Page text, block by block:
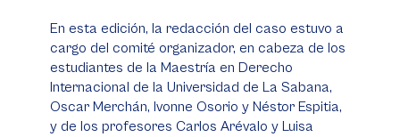
En esta edición, la redacción del caso estuvo a
cargo del comité organizador, en cabeza de los
estudiantes de la Maestría en Derecho
Internacional de la Universidad de La Sabana,
Oscar Merchán, Ivonne Osorio y Néstor Espitia,
y de los profesores Carlos Arévalo y Luisa